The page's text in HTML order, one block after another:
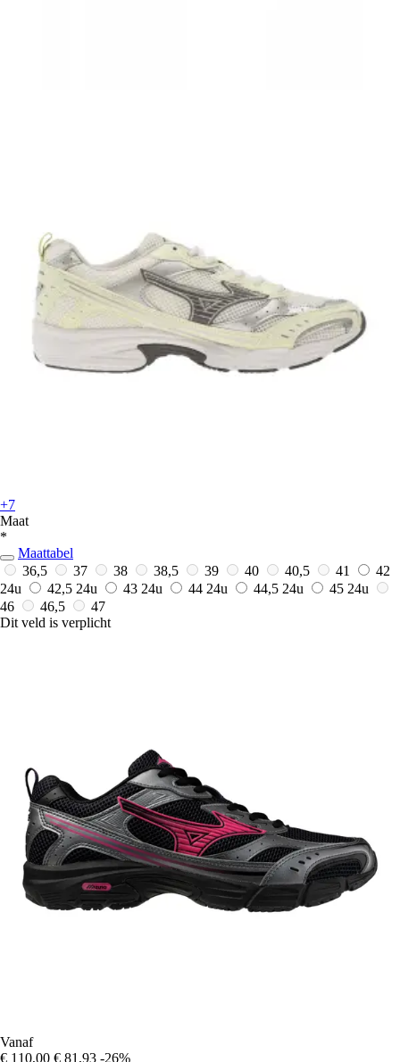
+7
Maat
*
Maattabel
36,5
37 38 38,5 39 40 40,5 41
42
24u
42,5 24u 43 24u 44 24u 44,5 24u 45 24u
46
46,5
47
Dit veld is verplicht
Vanaf
€ 110,00 € 81,93 -26%